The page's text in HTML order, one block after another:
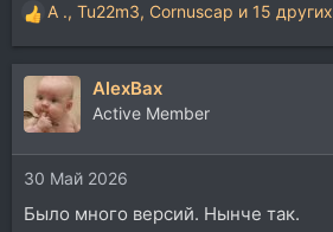
Р
е
а
ц
и
и
:
A ., Tu22m3, Cornuscap и 15 других
AlexBax
Active Member
30 Май 2026
Было много версий. Нынче так.